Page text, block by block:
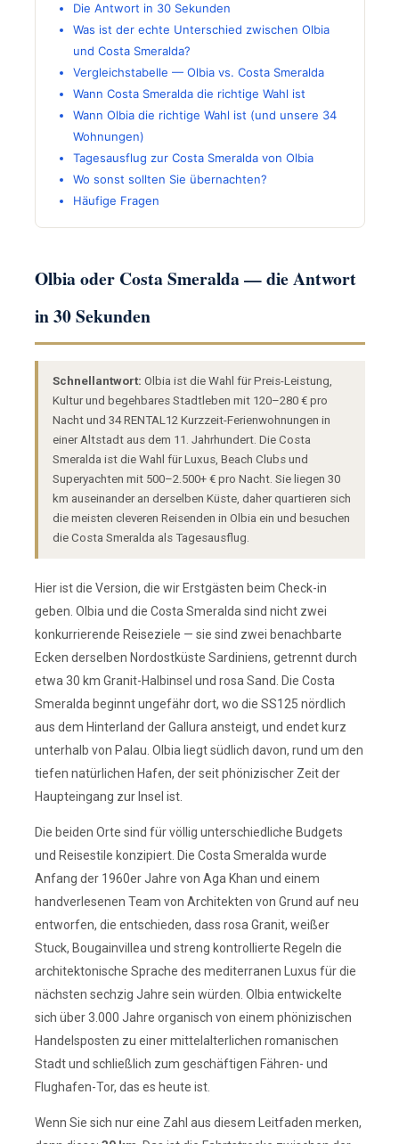
Die Antwort in 30 Sekunden
Was ist der echte Unterschied zwischen Olbia
und Costa Smeralda?
Vergleichstabelle — Olbia vs. Costa Smeralda
Wann Costa Smeralda die richtige Wahl ist
Wann Olbia die richtige Wahl ist (und unsere 34
Wohnungen)
Tagesausflug zur Costa Smeralda von Olbia
Wo sonst sollten Sie übernachten?
Häufige Fragen
Olbia oder Costa Smeralda — die Antwort
in 30 Sekunden
Schnellantwort: Olbia ist die Wahl für Preis-Leistung,
Kultur und begehbares Stadtleben mit 120–280 € pro
Nacht und 34 RENTAL12 Kurzzeit-Ferienwohnungen in
einer Altstadt aus dem 11. Jahrhundert. Die Costa
Smeralda ist die Wahl für Luxus, Beach Clubs und
Superyachten mit 500–2.500+ € pro Nacht. Sie liegen 30
km auseinander an derselben Küste, daher quartieren sich
die meisten cleveren Reisenden in Olbia ein und besuchen
die Costa Smeralda als Tagesausflug.
Hier ist die Version, die wir Erstgästen beim Check-in
geben. Olbia und die Costa Smeralda sind nicht zwei
konkurrierende Reiseziele — sie sind zwei benachbarte
Ecken derselben Nordostküste Sardiniens, getrennt durch
etwa 30 km Granit-Halbinsel und rosa Sand. Die Costa
Smeralda beginnt ungefähr dort, wo die SS125 nördlich
aus dem Hinterland der Gallura ansteigt, und endet kurz
unterhalb von Palau. Olbia liegt südlich davon, rund um den
tiefen natürlichen Hafen, der seit phönizischer Zeit der
Haupteingang zur Insel ist.
Die beiden Orte sind für völlig unterschiedliche Budgets
und Reisestile konzipiert. Die Costa Smeralda wurde
Anfang der 1960er Jahre von Aga Khan und einem
handverlesenen Team von Architekten von Grund auf neu
entworfen, die entschieden, dass rosa Granit, weißer
Stuck, Bougainvillea und streng kontrollierte Regeln die
architektonische Sprache des mediterranen Luxus für die
nächsten sechzig Jahre sein würden. Olbia entwickelte
sich über 3.000 Jahre organisch von einem phönizischen
Handelsposten zu einer mittelalterlichen romanischen
Stadt und schließlich zum geschäftigen Fähren- und
Flughafen-Tor, das es heute ist.
Wenn Sie sich nur eine Zahl aus diesem Leitfaden merken,